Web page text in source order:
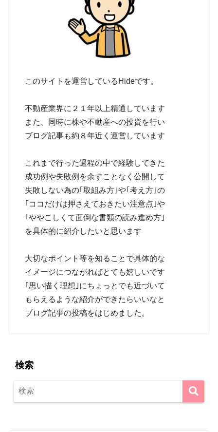
このサイトを運営しているHideです。
不動産業界に２１年以上精通しています
また、同時に株や不動産への投資を行い
ブログ記事も約８年近く運営しています
これまで行った過程の中で経験してきた
成功例や失敗例を余すことなく公開して
失敗しない為の｢取組み方｣や｢考え方｣の
｢ココだけは押さえておきたい注意点｣や
｢ややこしくて面倒な書類の読み進め方｣
を具体的に紹介したいと思います
大切なポイント等を知ることで具体的な
イメージにつながればとても嬉しいです
｢思い描く理想｣にちょっとでも近づいて
もらえるような紹介ができたらいいなと
ブログ記事の投稿をはじめました。
検索